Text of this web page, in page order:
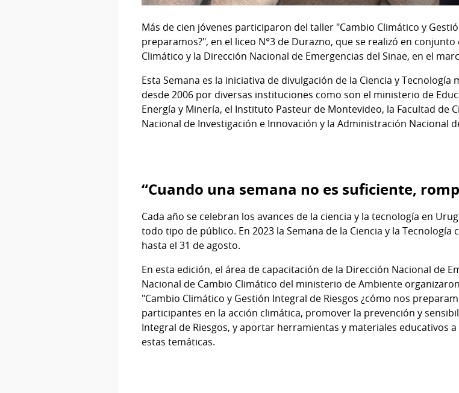
Más de cien jóvenes participaron del taller "Cambio Climático y
preparamos?", en el liceo N°3 de Durazno, que se realizó en
Climático y la Dirección Nacional de Emergencias del Sinae, en el
Esta Semana es la iniciativa de divulgación de la Ciencia y
desde 2006 por diversas instituciones como son el ministerio de
Energía y Minería, el Instituto Pasteur de Montevideo, la Facultad de
Nacional de Investigación e Innovación y la Administración Nacional
“Cuando una semana no es suficiente,
Cada año se celebran los avances de la ciencia y la tecnología en
todo tipo de público. En 2023 la Semana de la Ciencia y la Tecnología
hasta el 31 de agosto.
En esta edición, el área de capacitación de la Dirección Nacional de
Nacional de Cambio Climático del ministerio de Ambiente
"Cambio Climático y Gestión Integral de Riesgos ¿cómo nos
participantes en la acción climática, promover la prevención y
Integral de Riesgos, y aportar herramientas y materiales educativos
estas temáticas.